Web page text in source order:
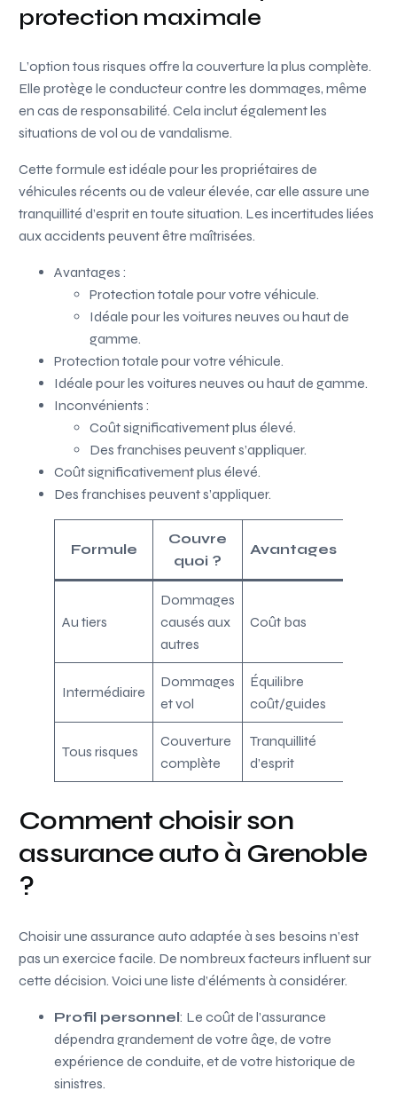
protection maximale
L’option tous risques offre la couverture la plus complète.
Elle protège le conducteur contre les dommages, même
en cas de responsabilité. Cela inclut également les
situations de vol ou de vandalisme.
Cette formule est idéale pour les propriétaires de
véhicules récents ou de valeur élevée, car elle assure une
tranquillité d’esprit en toute situation. Les incertitudes liées
aux accidents peuvent être maîtrisées.
Avantages :
Protection totale pour votre véhicule.
Idéale pour les voitures neuves ou haut de
gamme.
Protection totale pour votre véhicule.
Idéale pour les voitures neuves ou haut de gamme.
Inconvénients :
Coût significativement plus élevé.
Des franchises peuvent s’appliquer.
Coût significativement plus élevé.
Des franchises peuvent s’appliquer.
Formule
Couvre
quoi ?
Avantages
Au tiers
Dommages
causés aux
autres
Coût bas
Intermédiaire
Dommages
et vol
Équilibre
coût/guides
Tous risques
Couverture
complète
Tranquillité
d’esprit
Comment choisir son
assurance auto à Grenoble
?
Choisir une assurance auto adaptée à ses besoins n’est
pas un exercice facile. De nombreux facteurs influent sur
cette décision. Voici une liste d’éléments à considérer.
Profil personnel: Le coût de l’assurance
dépendra grandement de votre âge, de votre
expérience de conduite, et de votre historique de
sinistres.